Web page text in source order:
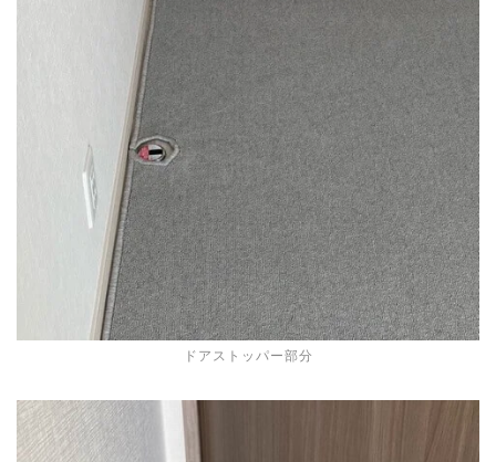
ドアストッパー部分